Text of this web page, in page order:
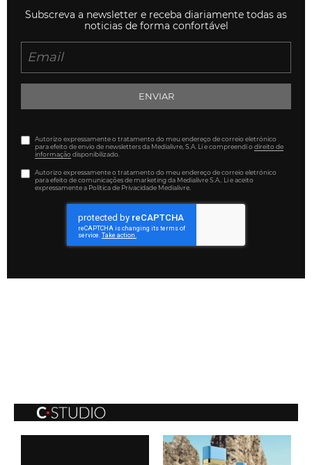
Subscreva a newsletter e receba diariamente todas as
noticias de forma confortável
ENVIAR
Autorizo expressamente o tratamento do meu endereço de correio eletrónico
para efeito de envio de newsletters da Medialivre, S.A. Li e compreendi odireito de
informaçãodisponibilizado.
Autorizo expressamente o tratamento do meu endereço de correio eletrónico
para efeito de comunicações de marketing da Medialivre S.A.. Li e aceito
expressamente a Política de Privacidade Medialivre.